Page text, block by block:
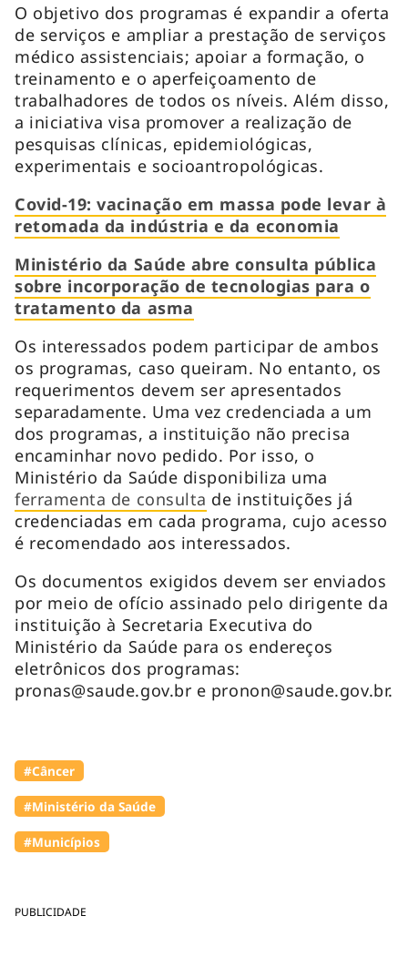
PUBLICIDADE
O objetivo dos programas é expandir a oferta
de serviços e ampliar a prestação de serviços
médico assistenciais; apoiar a formação, o
treinamento e o aperfeiçoamento de
trabalhadores de todos os níveis. Além disso,
a iniciativa visa promover a realização de
pesquisas clínicas, epidemiológicas,
experimentais e socioantropológicas.
Covid-19: vacinação em massa pode levar à
retomada da indústria e da economia
Ministério da Saúde abre consulta pública
sobre incorporação de tecnologias para o
tratamento da asma
Os interessados podem participar de ambos
os programas, caso queiram. No entanto, os
requerimentos devem ser apresentados
separadamente. Uma vez credenciada a um
dos programas, a instituição não precisa
encaminhar novo pedido. Por isso, o
Ministério da Saúde disponibiliza uma
ferramenta de consulta de instituições já
credenciadas em cada programa, cujo acesso
é recomendado aos interessados.
Os documentos exigidos devem ser enviados
por meio de ofício assinado pelo dirigente da
instituição à Secretaria Executiva do
Ministério da Saúde para os endereços
eletrônicos dos programas:
pronas@saude.gov.br e pronon@saude.gov.br.
#Câncer
#Ministério da Saúde
#Municípios